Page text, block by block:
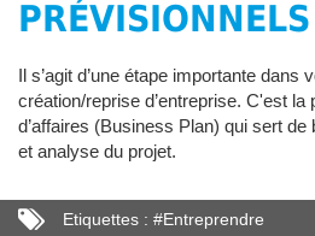
PRÉVISIONNELS
Il s’agit d’une étape importante dans
création/reprise d’entreprise. C'est la
d’affaires (Business Plan) qui sert
et analyse du projet.
Etiquettes : #Entreprendre